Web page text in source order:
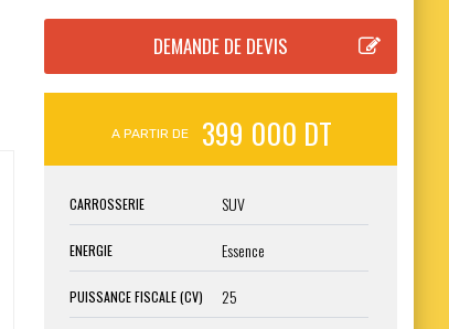
A PARTIR DE 399 000 DT
CARROSSERIE SUV
ENERGIE Essence
PUISSANCE FISCALE (CV) 25